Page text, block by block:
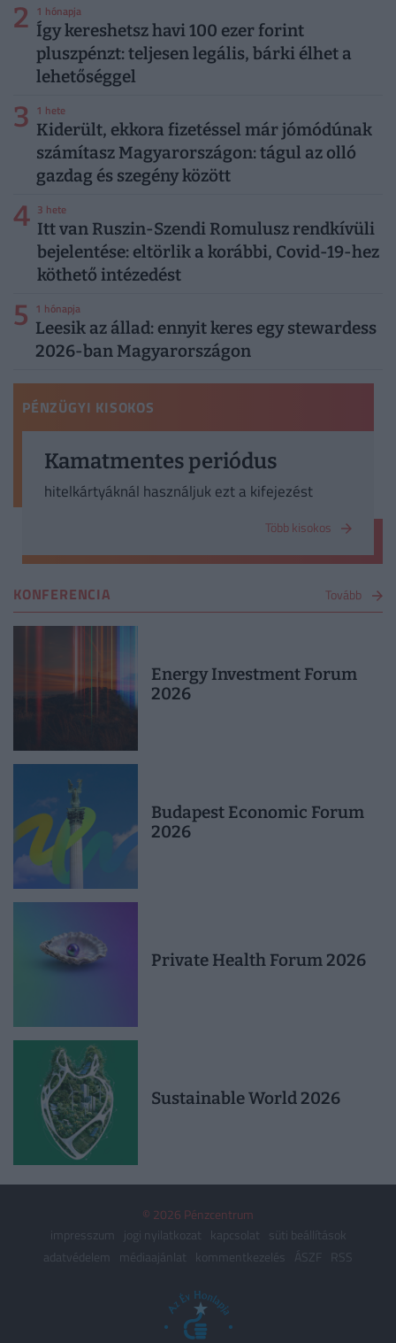
2 1 hónapja
Így kereshetsz havi 100 ezer forint
pluszpénzt: teljesen legális, bárki élhet a
lehetőséggel
3 1 hete
Kiderült, ekkora fizetéssel már jómódúnak
számítasz Magyarországon: tágul az olló
gazdag és szegény között
4 3 hete
Itt van Ruszin-Szendi Romulusz rendkívüli
bejelentése: eltörlik a korábbi, Covid-19-hez
köthető intézedést
5 1 hónapja
Leesik az állad: ennyit keres egy stewardess
2026-ban Magyarországon
PÉNZÜGYI KISOKOS
Kamatmentes periódus
hitelkártyáknál használjuk ezt a kifejezést
Több kisokos
KONFERENCIA Tovább
Energy Investment Forum
2026
Budapest Economic Forum
2026
Private Health Forum 2026
Sustainable World 2026
© 2026 Pénzcentrum
impresszum
jogi nyilatkozat kapcsolat
süti beállítások
adatvédelem
médiaajánlat kommentkezelés ÁSZF RSS